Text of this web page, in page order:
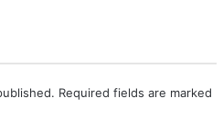
Required fields are marked